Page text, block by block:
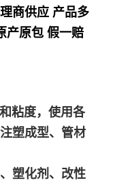
商供应 产品多
产原包 假一赔
粘度，使用各
塑成型、管材
塑化剂、改性